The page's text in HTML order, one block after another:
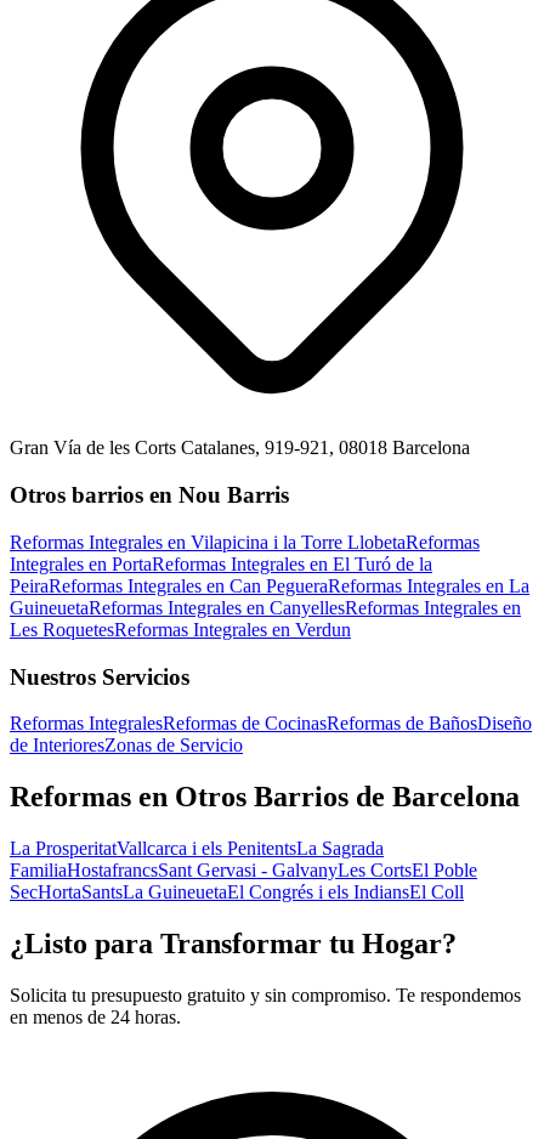
Gran Vía de les Corts Catalanes, 919-921, 08018 Barcelona
Otros barrios en Nou Barris
Reformas Integrales en Vilapicina i la Torre LlobetaReformas
Integrales en PortaReformas Integrales en El Turó de la
PeiraReformas Integrales en Can PegueraReformas Integrales en La
GuineuetaReformas Integrales en CanyellesReformas Integrales en
Les RoquetesReformas Integrales en Verdun
Nuestros Servicios
Reformas IntegralesReformas de CocinasReformas de BañosDiseño
de InterioresZonas de Servicio
Reformas en Otros Barrios de Barcelona
La ProsperitatVallcarca i els PenitentsLa Sagrada
FamiliaHostafrancsSant Gervasi - GalvanyLes CortsEl Poble
SecHortaSantsLa GuineuetaEl Congrés i els IndiansEl Coll
¿Listo para Transformar tu Hogar?
Solicita tu presupuesto gratuito y sin compromiso. Te respondemos
en menos de 24 horas.